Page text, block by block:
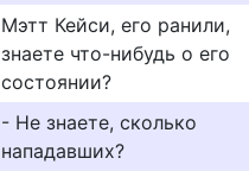
Мэтт Кейси, его ранили,
знаете что-нибудь о его
состоянии?
- Не знаете, сколько
нападавших?